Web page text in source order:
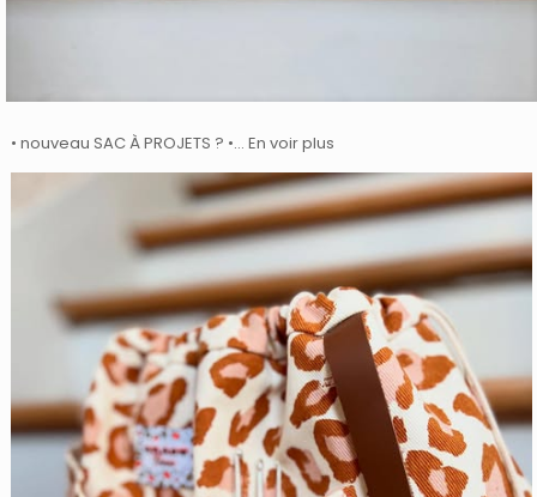
• nouveau SAC À PROJETS ? •… En voir plus